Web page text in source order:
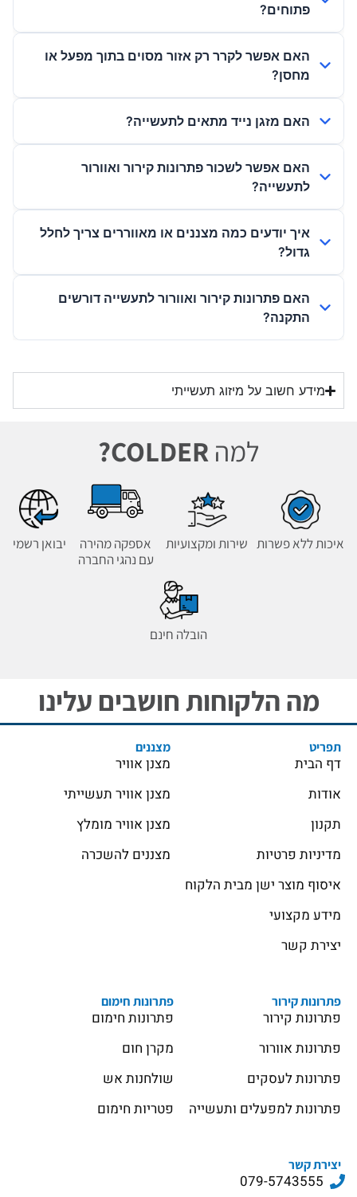
פתוחים?
האם אפשר לקרר רק אזור מסוים בתוך מפעל או
מחסן?
האם מזגן נייד מתאים לתעשייה?
האם אפשר לשכור פתרונות קירור ואוורור
לתעשייה?
איך יודעים כמה מצננים או מאווררים צריך לחלל
גדול?
האם פתרונות קירור ואוורור לתעשייה דורשים
התקנה?
מידע חשוב על מיזוג תעשייתי
למהCOLDER?
איכות ללא פשרות שירות ומקצועיות
אספקה מהירה
עם נהגי החברה
יבואן רשמי
הובלה חינם
מה הלקוחות חושבים עלינו
תפריט
דף הבית
אודות
תקנון
מדיניות פרטיות
איסוף מוצר ישן מבית הלקוח
מידע מקצועי
יצירת קשר
מצננים
מצנן אוויר
מצנן אוויר תעשייתי
מצנן אוויר מומלץ
מצננים להשכרה
פתרונות קירור
פתרונות קירור
פתרונות אוורור
פתרונות לעסקים
פתרונות למפעלים ותעשייה
פתרונות חימום
פתרונות חימום
מקרן חום
שולחנות אש
פטריות חימום
יצירת קשר
079-5743555